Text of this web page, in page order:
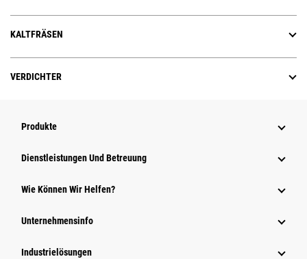
KALTFRÄSEN
VERDICHTER
Produkte
Dienstleistungen Und Betreuung
Wie Können Wir Helfen?
Unternehmensinfo
Industrielösungen